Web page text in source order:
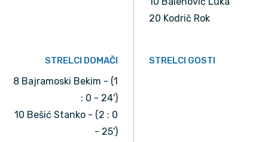
20 Kodrič Rok
STRELCI DOMAČI
8 Bajramoski Bekim - (1
: 0 - 24')
10 Bešić Stanko - (2 : 0
- 25')
STRELCI GOSTI